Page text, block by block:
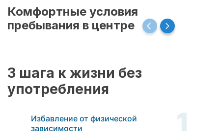
Комфортные условия
пребывания в центре
3 шага к жизни без
употребления
Избавление от физической
зависимости
1